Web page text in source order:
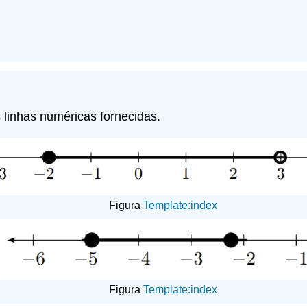
numéricas fornecidas.
FiguraTemplate:index
FiguraTemplate:index